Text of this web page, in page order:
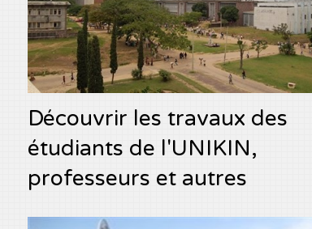
Découvrir les travaux des
étudiants de l'UNIKIN,
professeurs et autres